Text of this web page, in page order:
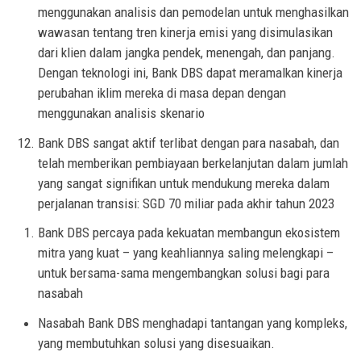
menggunakan analisis dan pemodelan untuk menghasilkan
wawasan tentang tren kinerja emisi yang disimulasikan
dari klien dalam jangka pendek, menengah, dan panjang.
Dengan teknologi ini, Bank DBS dapat meramalkan kinerja
perubahan iklim mereka di masa depan dengan
menggunakan analisis skenario
Bank DBS sangat aktif terlibat dengan para nasabah, dan
telah memberikan pembiayaan berkelanjutan dalam jumlah
yang sangat signifikan untuk mendukung mereka dalam
perjalanan transisi: SGD 70 miliar pada akhir tahun 2023
Bank DBS percaya pada kekuatan membangun ekosistem
mitra yang kuat – yang keahliannya saling melengkapi –
untuk bersama-sama mengembangkan solusi bagi para
nasabah
Nasabah Bank DBS menghadapi tantangan yang kompleks,
yang membutuhkan solusi yang disesuaikan.